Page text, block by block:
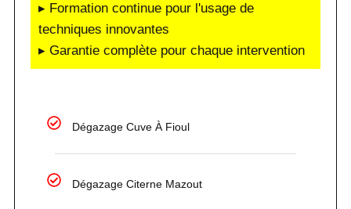
▸ Formation continue pour l'usage de
techniques innovantes
▸ Garantie complète pour chaque intervention
Dégazage Cuve À Fioul
Dégazage Citerne Mazout